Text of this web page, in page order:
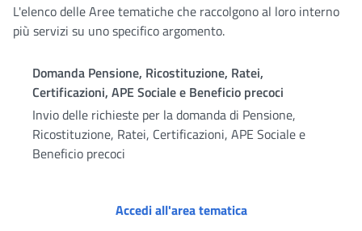
L'elenco delle Aree tematiche che raccolgono al loro interno
più servizi su uno specifico argomento.
Domanda Pensione, Ricostituzione, Ratei,
Certificazioni, APE Sociale e Beneficio precoci
Invio delle richieste per la domanda di Pensione,
Ricostituzione, Ratei, Certificazioni, APE Sociale e
Beneficio precoci
Accedi all'area tematicaDomanda